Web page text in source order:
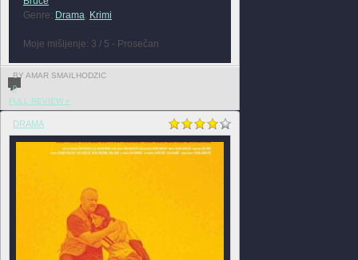
Genre: Drama, Krimi
Moje mišljenje: 3 / 5 - Prosečan
BY AMAR SMAILHODZIC
0
FULL REVIEW »
DRAMA